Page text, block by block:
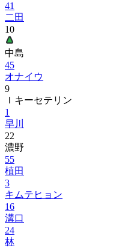
41
二田
10
中島
45
オナイウ
9
Ｉキーセテリン
1
早川
22
濃野
55
植田
3
キムテヒョン
16
溝口
24
林